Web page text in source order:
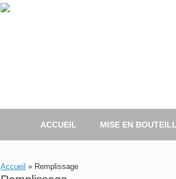
ACCUEIL MISE EN
Accueil » Remplissage